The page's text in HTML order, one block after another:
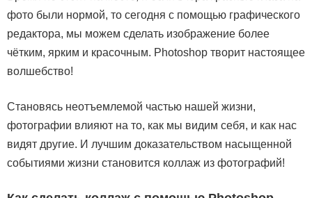
фото были нормой, то сегодня с помощью графического
редактора, мы можем сделать изображение более
чётким, ярким и красочным. Photoshop творит настоящее
волшебство!
Становясь неотъемлемой частью нашей жизни,
фотографии влияют на то, как мы видим себя, и как нас
видят другие. И лучшим доказательством насыщенной
событиями жизни становится коллаж из фотографий!